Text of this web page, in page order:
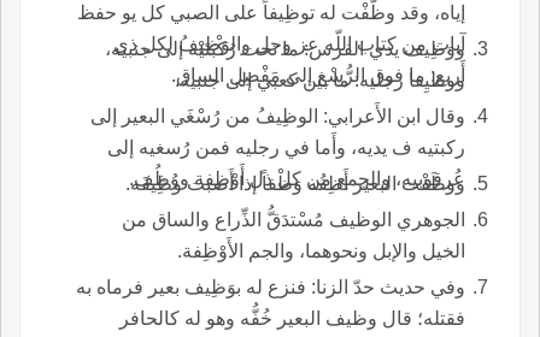
إياه، وقد وظَّفْت له توظِيفاً على الصبي كل يو حفظ
آيات من كتاب اللّه عز وجل والوَظِيفُ لكل ذي
أَربع: ما فوق الرُّسْغ إلى مَفْصِل الساق.
ووَظِيف يدي الفرس: ما تحت رُكْبَتَيْه إلى جنبيه،
ووظيِفا رجليه: ما بين كعبي إلى جنبيه.
وقال ابن الأَعرابي: الوظِيفُ من رُسْغَي البعير إلى
ركبتيه ف يديه، وأَما في رجليه فمن رُسغيه إلى
عُرقوبيه، والجمع من كل ذل أَوْظِفة ووُظُف.
ووظَفْت البعير أَظِفُه وَظْفاً إذا أَصبت وظِيفَه.
الجوهري الوظيف مُسْتدَقُّ الذِّراع والساق من
الخيل والإبل ونحوهما، والجم الأَوْظِفة.
وفي حديث حدّ الزنا: فنزع له بوَظِيف بعير فرماه به
فقتله؛ قال وظيف البعير خُفُّه وهو له كالحافر